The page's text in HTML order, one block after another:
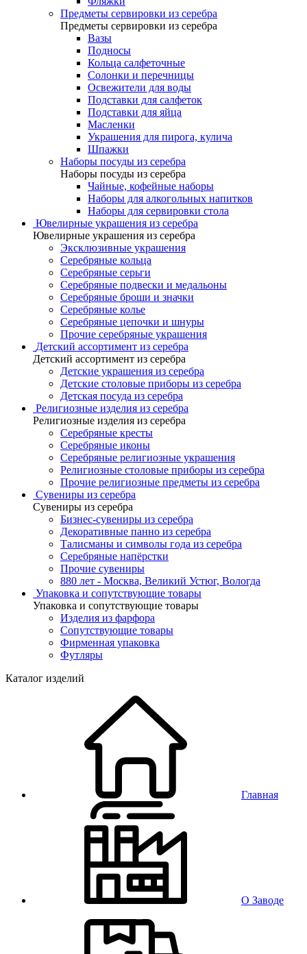
Предметы сервировки из серебра
Предметы сервировки из серебра
Вазы
Подносы
Кольца салфеточные
Солонки и перечницы
Освежители для воды
Подставки для салфеток
Подставки для яйца
Масленки
Украшения для пирога, кулича
Шпажки
Наборы посуды из серебра
Наборы посуды из серебра
Чайные, кофейные наборы
Наборы для алкогольных напитков
Наборы для сервировки стола
Ювелирные украшения из серебра
Ювелирные украшения из серебра
Эксклюзивные украшения
Серебряные кольца
Серебряные серьги
Серебряные подвески и медальоны
Серебряные броши и значки
Серебряные колье
Серебряные цепочки и шнуры
Прочие серебряные украшения
Детский ассортимент из серебра
Детский ассортимент из серебра
Детские украшения из серебра
Детские столовые приборы из серебра
Детская посуда из серебра
Религиозные изделия из серебра
Религиозные изделия из серебра
Серебряные кресты
Серебряные иконы
Серебряные религиозные украшения
Религиозные столовые приборы из серебра
Прочие религиозные предметы из серебра
Сувениры из серебра
Сувениры из серебра
Бизнес-сувениры из серебра
Декоративные панно из серебра
Талисманы и символы года из серебра
Серебряные напёрстки
Прочие сувениры
880 лет - Москва, Великий Устюг, Вологда
Упаковка и сопутствующие товары
Упаковка и сопутствующие товары
Изделия из фарфора
Сопутствующие товары
Фирменная упаковка
Футляры
Каталог изделий
Главная
О Заводе